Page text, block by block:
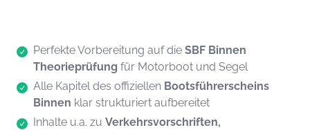
Perfekte Vorbereitung auf die SBF Binnen
Theorieprüfung für Motorboot und Segel
Alle Kapitel des offiziellen Bootsführerscheins
Binnen klar strukturiert aufbereitet
Inhalte u.a. zu Verkehrsvorschriften,